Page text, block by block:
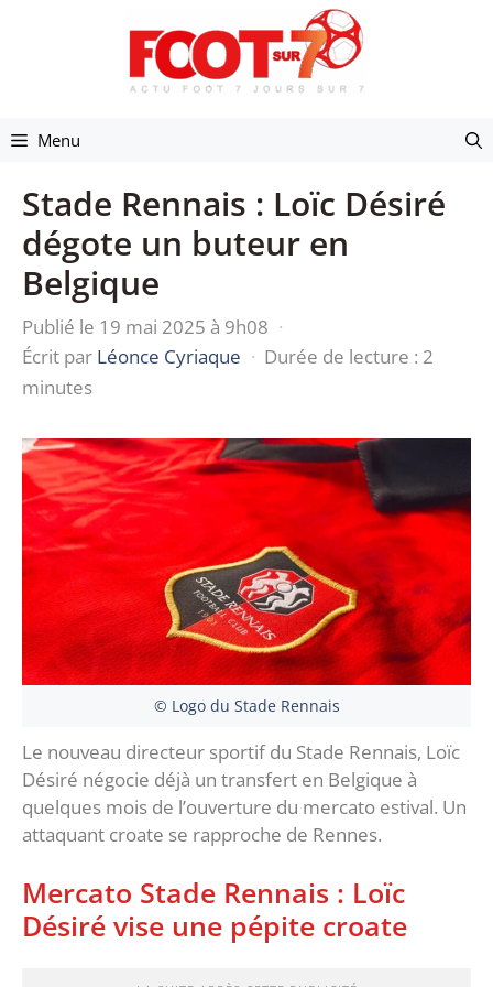
Menu
Stade Rennais : Loïc Désiré
dégote un buteur en
Belgique
Publié le 19 mai 2025 à 9h08 ·
Écrit par Léonce Cyriaque · Durée de lecture : 2
minutes
© Logo du Stade Rennais
Le nouveau directeur sportif du Stade Rennais, Loïc
Désiré négocie déjà un transfert en Belgique à
quelques mois de l’ouverture du mercato estival. Un
attaquant croate se rapproche de Rennes.
Mercato Stade Rennais : Loïc
Désiré vise une pépite croate